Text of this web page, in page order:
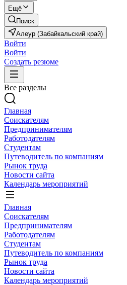
Ещё
Поиск
Алеур (Забайкальский край)
Войти
Войти
Создать резюме
Все разделы
Главная
Соискателям
Предпринимателям
Работодателям
Студентам
Путеводитель по компаниям
Рынок труда
Новости сайта
Календарь мероприятий
Главная
Соискателям
Предпринимателям
Работодателям
Студентам
Путеводитель по компаниям
Рынок труда
Новости сайта
Календарь мероприятий